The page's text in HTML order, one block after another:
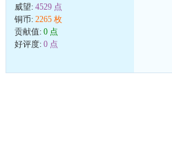
威望: 4529 点
铜币: 2265 枚
贡献值: 0 点
好评度: 0 点